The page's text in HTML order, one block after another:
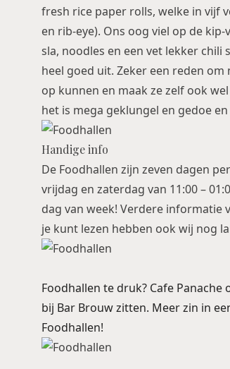
fresh rice paper rolls, welke in vijf
en rib-eye). Ons oog viel op de
sla, noodles en een vet lekker chili
heel goed uit. Zeker een reden
op kunnen en maak ze zelf ook
het is mega geklungel en gedoe
Handige info
De Foodhallen zijn zeven dagen
vrijdag en zaterdag van 11:00 –
dag van week! Verdere informatie
je kunt lezen hebben ook wij nog
Foodhallen te druk? Cafe Panache
bij Bar Brouwzitten. Meer zin in
Foodhallen!